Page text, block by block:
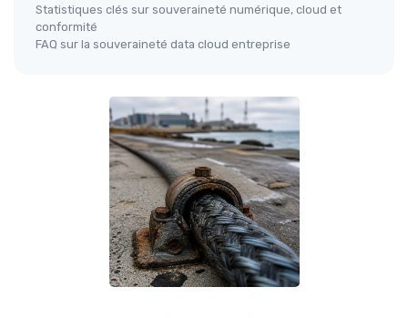
Statistiques clés sur souveraineté numérique, cloud et
conformité
FAQ sur la souveraineté data cloud entreprise